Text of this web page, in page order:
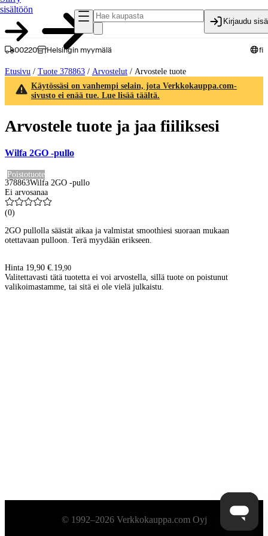
sisältöön
Kirjaudu
00220 Helsingin myymälä fi
Etusivu / Tuote 378863 / Arvostelut / Arvostele tuote
Käytössäsi on vanhempi selain, jota Verkkokauppa.com-
sivusto ei enää tue. Lue lisää täältä.
Arvostele tuote ja jaa fiiliksesi
Wilfa 2GO -pullo
Poistotuote
378863Wilfa 2GO -pullo
Ei arvosanaa
(0)
2GO pullolla säästät aikaa ja valmistat smoothiesi suoraan mukaan
otettavaan pulloon. Terä myydään erikseen.
Hinta 19,90 €. 19,90
Valitettavasti tätä tuotetta ei voi arvostella, sillä tuote on poistunut
valikoimastamme, tai sitä ei ole vielä julkaistu.
Alatunniste© 1992–2026 Verkkokauppa.com Oyj